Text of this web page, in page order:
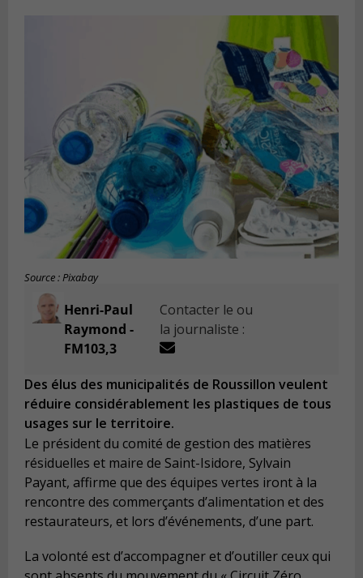
Source : Pixabay
Henri-Paul
Raymond -
FM103,3
Contacter le ou
la journaliste :
Des élus des municipalités de Roussillon veulent
réduire considérablement les plastiques de tous
usages sur le territoire.
Le président du comité de gestion des matières
résiduelles et maire de Saint-Isidore, Sylvain
Payant, affirme que des équipes vertes iront à la
rencontre des commerçants d’alimentation et des
restaurateurs, et lors d’événements, d’une part.
La volonté est d’accompagner et d’outiller ceux qui